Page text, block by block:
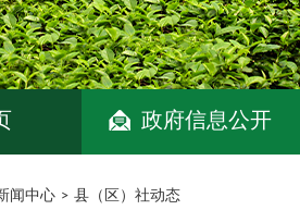
政府信息公开
闻中心 > 县（区）社动态